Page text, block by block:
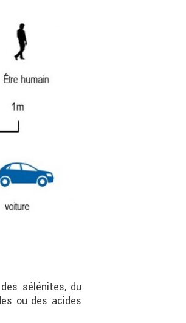
sélénites, du
ou des acides